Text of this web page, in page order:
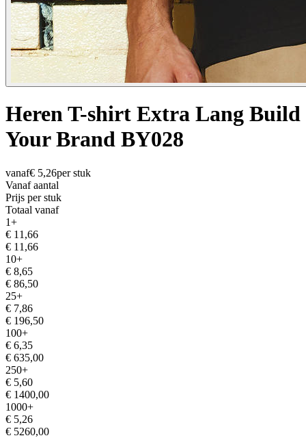
Heren T-shirt Extra Lang Build
Your Brand BY028
vanaf€ 5,26per stuk
Vanaf aantal
Prijs per stuk
Totaal vanaf
1+
€ 11,66
€ 11,66
10+
€ 8,65
€ 86,50
25+
€ 7,86
€ 196,50
100+
€ 6,35
€ 635,00
250+
€ 5,60
€ 1400,00
1000+
€ 5,26
€ 5260,00